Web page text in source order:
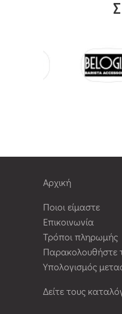
Αρχική
Ποιοι είμαστε
Επικοινωνία
Τρόποι πληρωμής
Παρακολουθήστε
Υπολογισμός
Δείτε τους